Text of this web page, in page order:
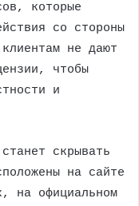
которые
со стороны
не дают
чтобы
и
скрывать
на сайте
на официальном